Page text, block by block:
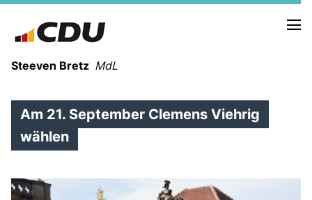
Steeven Bretz MdL
WAHLKREISBESUCHE
Am 21. September Clemens Viehrig
wählen